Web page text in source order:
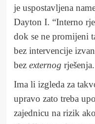
je uspostavljena
Dayton I. “Interno
dok se ne promijeni
bez intervencije
bez externog rješenja.
Ima li izgleda za
upravo zato treba
zajednicu na rizik